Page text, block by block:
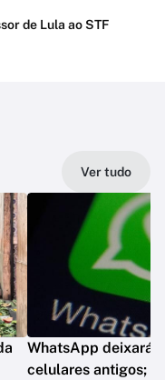
de Lula ao STF
Ver tudo
WhatsApp deixará
celulares antigos;